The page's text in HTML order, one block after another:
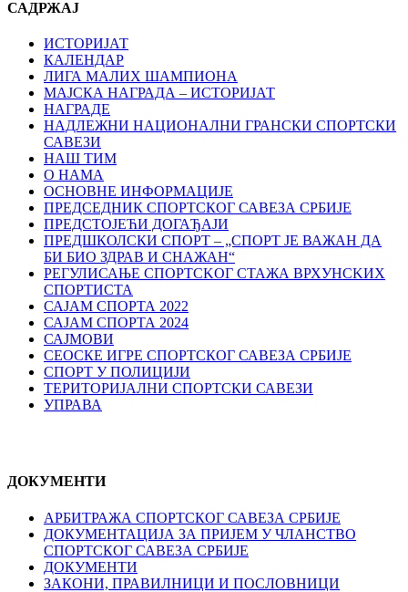
САДРЖАЈ
ИСТОРИЈАТ
КАЛЕНДАР
ЛИГА МАЛИХ ШАМПИОНА
МАЈСКА НАГРАДА – ИСТОРИЈАТ
НАГРАДЕ
НАДЛЕЖНИ НАЦИОНАЛНИ ГРАНСКИ СПОРТСКИ
САВЕЗИ
НАШ ТИМ
О НАМА
ОСНОВНЕ ИНФОРМАЦИЈЕ
ПРЕДСЕДНИК СПОРТСКОГ САВЕЗА СРБИЈЕ
ПРЕДСТОЈЕЋИ ДОГАЂАЈИ
ПРЕДШКОЛСКИ СПОРТ – „СПОРТ ЈЕ ВАЖАН ДА
БИ БИО ЗДРАВ И СНАЖАН“
РЕГУЛИСАЊЕ СПОРТСKОГ СТАЖА ВРХУНСKИХ
СПОРТИСТА
САЈАМ СПОРТА 2022
САЈАМ СПОРТА 2024
САЈМОВИ
СЕОСКЕ ИГРЕ СПОРТСКОГ САВЕЗА СРБИЈЕ
СПОРТ У ПОЛИЦИЈИ
ТЕРИТОРИЈАЛНИ СПОРТСКИ САВЕЗИ
УПРАВА
ДОКУМЕНТИ
АРБИТРАЖА СПОРТСКОГ САВЕЗА СРБИЈЕ
ДОКУМЕНТАЦИЈА ЗА ПРИЈЕМ У ЧЛАНСТВО
СПОРТСКОГ САВЕЗА СРБИЈЕ
ДОКУМЕНТИ
ЗАКОНИ, ПРАВИЛНИЦИ И ПОСЛОВНИЦИ